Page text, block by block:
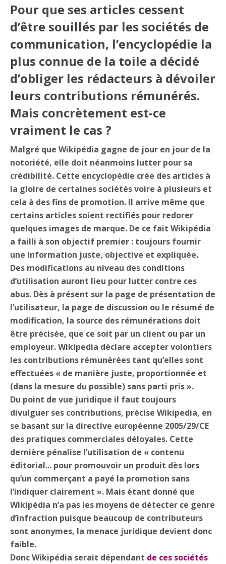
Pour que ses articles cessent
d’être souillés par les sociétés de
communication, l’encyclopédie la
plus connue de la toile a décidé
d’obliger les rédacteurs à dévoiler
leurs contributions rémunérés.
Mais concrètement est-ce
vraiment le cas ?
Malgré que Wikipédia gagne de jour en jour de la
notoriété, elle doit néanmoins lutter pour sa
crédibilité. Cette encyclopédie crée des articles à
la gloire de certaines sociétés voire à plusieurs et
cela à des fins de promotion. Il arrive même que
certains articles soient rectifiés pour redorer
quelques images de marque. De ce fait Wikipédia
a failli à son objectif premier : toujours fournir
une information juste, objective et expliquée.
Des modifications au niveau des conditions
d’utilisation auront lieu pour lutter contre ces
abus. Dès à présent sur la page de présentation de
l’utilisateur, la page de discussion ou le résumé de
modification, la source des rémunérations doit
être précisée, que ce soit par un client ou par un
employeur. Wikipedia déclare accepter volontiers
les contributions rémunérées tant qu’elles sont
effectuées « de manière juste, proportionnée et
(dans la mesure du possible) sans parti pris ».
Du point de vue juridique il faut toujours
divulguer ses contributions, précise Wikipedia, en
se basant sur la directive européenne 2005/29/CE
des pratiques commerciales déloyales. Cette
dernière pénalise l’utilisation de « contenu
éditorial... pour promouvoir un produit dès lors
qu’un commerçant a payé la promotion sans
l’indiquer clairement ». Mais étant donné que
Wikipédia n’a pas les moyens de détecter ce genre
d’infraction puisque beaucoup de contributeurs
sont anonymes, la menace juridique devient donc
faible.
Donc Wikipédia serait dépendant de ces sociétés